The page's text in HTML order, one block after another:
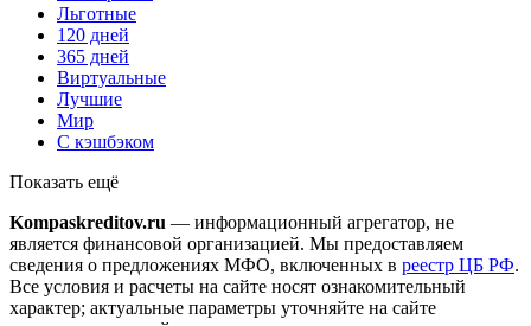
Льготные
120 дней
365 дней
Виртуальные
Лучшие
Мир
С кэшбэком
Показать ещё
Kompaskreditov.ru — информационный агрегатор, не
является финансовой организацией. Мы предоставляем
сведения о предложениях МФО, включенных в реестр ЦБ РФ.
Все условия и расчеты на сайте носят ознакомительный
характер; актуальные параметры уточняйте на сайте